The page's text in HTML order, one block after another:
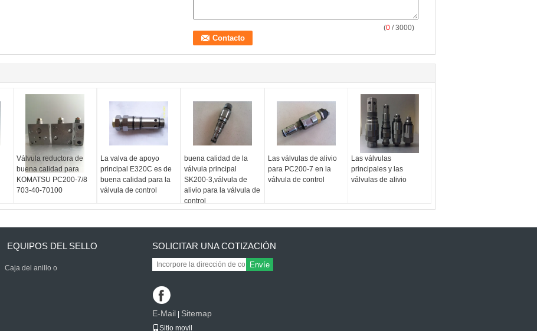
(0 / 3000)
Válvula reductora de
buena calidad para
KOMATSU PC200-7/8
703-40-70100
La valva de apoyo
principal E320C es de
buena calidad para la
válvula de control
buena calidad de la
válvula principal
SK200-3,válvula de
alivio para la válvula de
control
Las válvulas de alivio
para PC200-7 en la
válvula de control
Las válvulas
principales y las
válvulas de alivio
EQUIPOS DEL SELLO
Caja del anillo o
SOLICITAR UNA COTIZACIÓN
Envíe
E-Mail Sitemap
Sitio movil